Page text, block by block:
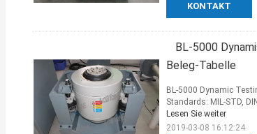
KONTAKT
BL-5000
Beleg-Tabelle
BL-5000 Dynamic
Standards: MIL-STD,
Lesen Sie weiter
2019-03-08 16:12:24